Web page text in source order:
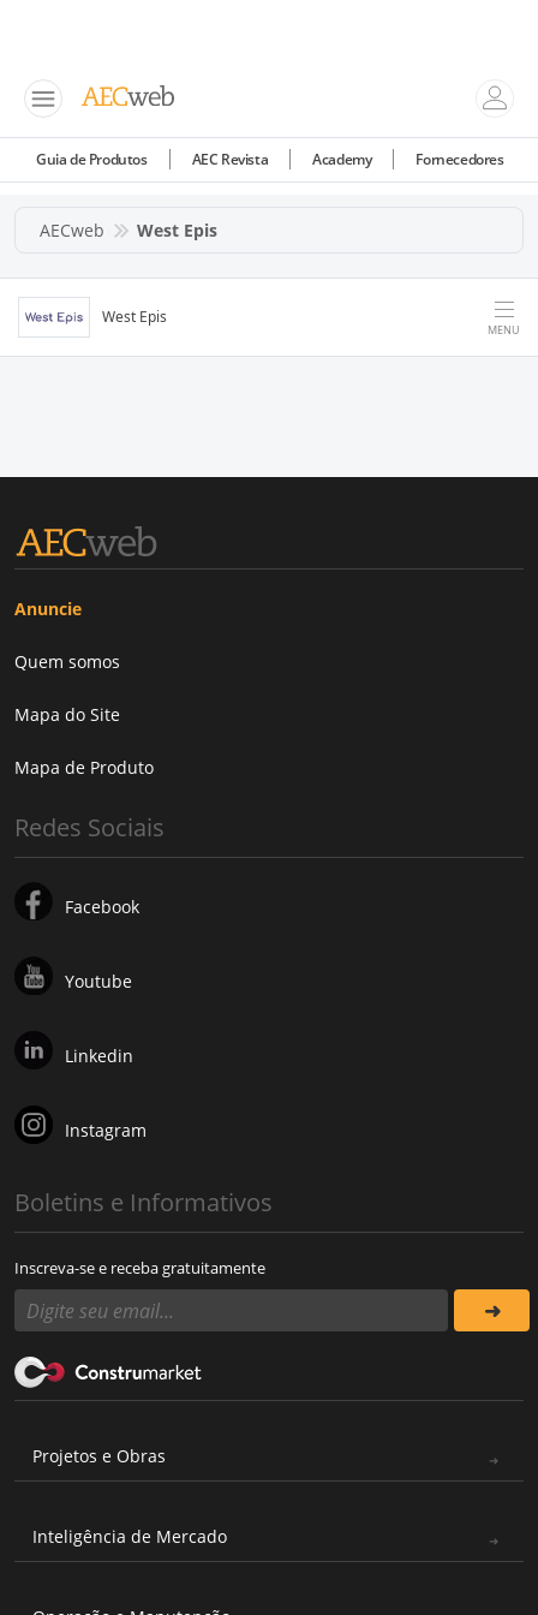
Guia de Produtos AEC Revista Academy Fornecedores
AECweb West Epis
West Epis
MENU
Anuncie
Quem somos
Mapa do Site
Mapa de Produto
Redes Sociais
Facebook
Youtube
Linkedin
Instagram
Boletins e Informativos
Inscreva-se e receba gratuitamente
Projetos e Obras
Inteligência de Mercado